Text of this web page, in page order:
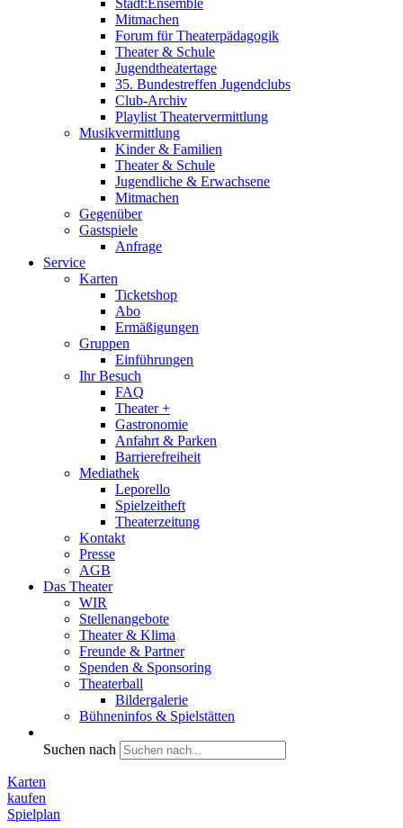
Stadt:Ensemble
Mitmachen
Forum für Theaterpädagogik
Theater & Schule
Jugendtheatertage
35. Bundestreffen Jugendclubs
Club-Archiv
Playlist Theatervermittlung
Musikvermittlung
Kinder & Familien
Theater & Schule
Jugendliche & Erwachsene
Mitmachen
Gegenüber
Gastspiele
Anfrage
Service
Karten
Ticketshop
Abo
Ermäßigungen
Gruppen
Einführungen
Ihr Besuch
FAQ
Theater +
Gastronomie
Anfahrt & Parken
Barrierefreiheit
Mediathek
Leporello
Spielzeitheft
Theaterzeitung
Kontakt
Presse
AGB
Das Theater
WIR
Stellenangebote
Theater & Klima
Freunde & Partner
Spenden & Sponsoring
Theaterball
Bildergalerie
Bühneninfos & Spielstätten
Suchen nach
Karten
kaufen
Spielplan